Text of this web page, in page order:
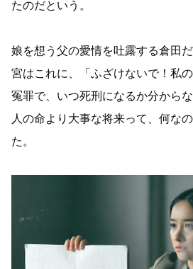
たのだという。
娘を想う父の愛情を吐露する倉田
宮はこれに、「ふざけないで！私
冤罪で、いつ死刑になるか分から
人の命より大事な将来って、何な
た。